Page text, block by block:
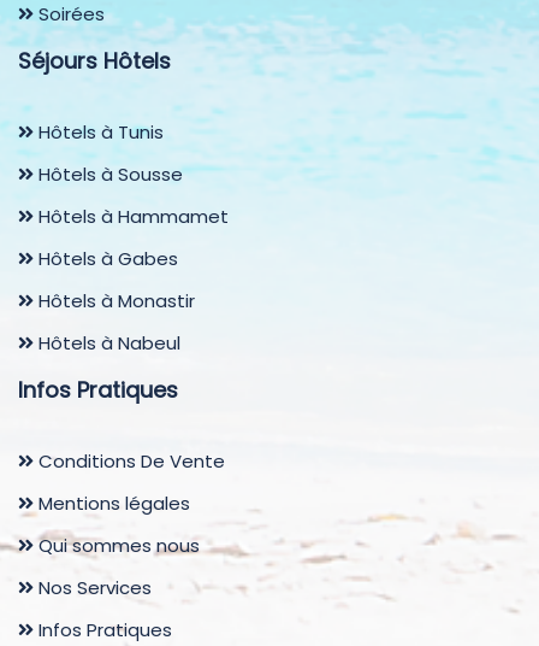
Soirées
Séjours Hôtels
Hôtels à Tunis
Hôtels à Sousse
Hôtels à Hammamet
Hôtels à Gabes
Hôtels à Monastir
Hôtels à Nabeul
Infos Pratiques
Conditions De Vente
Mentions légales
Qui sommes nous
Nos Services
Infos Pratiques